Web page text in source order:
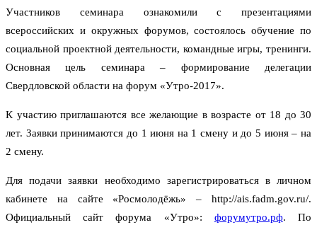
Участников семинара ознакомили с презентациями
всероссийских и окружных форумов, состоялось обучение по
социальной проектной деятельности, командные игры, тренинги.
Основная цель семинара – формирование делегации
Свердловской области на форум «Утро-2017».
К участию приглашаются все желающие в возрасте от 18 до 30
лет. Заявки принимаются до 1 июня на 1 смену и до 5 июня – на
2 смену.
Для подачи заявки необходимо зарегистрироваться в личном
кабинете на сайте «Росмолодёжь» – http://ais.fadm.gov.ru/.
Официальный сайт форума «Утро»: форумутро.рф. По